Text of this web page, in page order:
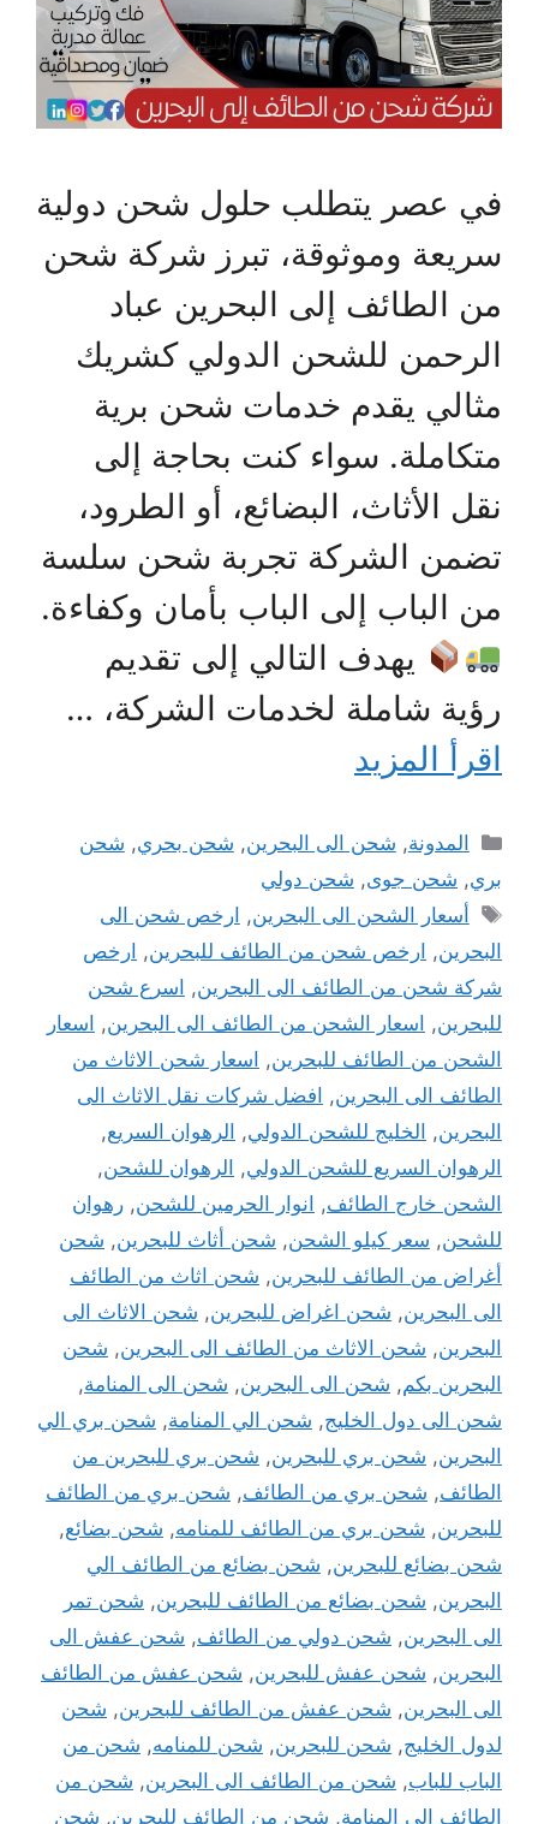
في عصر يتطلب حلول شحن دولية
سريعة وموثوقة، تبرز شركة شحن
من الطائف إلى البحرين عباد
الرحمن للشحن الدولي كشريك
مثالي يقدم خدمات شحن برية
متكاملة. سواء كنت بحاجة إلى
نقل الأثاث، البضائع، أو الطرود،
تضمن الشركة تجربة شحن سلسة
من الباب إلى الباب بأمان وكفاءة.
يهدف التالي إلى تقديم
رؤية شاملة لخدمات الشركة، …
اقرأ المزيد
التصنيفات
المدونة, شحن الى البحرين, شحن بحري, شحن
بري, شحن جوى, شحن دولي
الوسوم
أسعار الشحن الى البحرين, ارخص شحن الى
البحرين, ارخص شحن من الطائف للبحرين, ارخص
شركة شحن من الطائف الى البحرين, اسرع شحن
للبحرين, اسعار الشحن من الطائف الى البحرين, اسعار
الشحن من الطائف للبحرين, اسعار شحن الاثاث من
الطائف الى البحرين, افضل شركات نقل الاثاث الى
البحرين, الخليج للشحن الدولي, الرهوان السريع,
الرهوان السريع للشحن الدولي, الرهوان للشحن,
الشحن خارج الطائف, انوار الحرمين للشحن, رهوان
للشحن, سعر كيلو الشحن, شحن أثاث للبحرين, شحن
أغراض من الطائف للبحرين, شحن اثاث من الطائف
الى البحرين, شحن اغراض للبحرين, شحن الاثاث الى
البحرين, شحن الاثاث من الطائف الى البحرين, شحن
البحرين بكم, شحن الى البحرين, شحن الى المنامة,
شحن الى دول الخليج, شحن الي المنامة, شحن بري الي
البحرين, شحن بري للبحرين, شحن بري للبحرين من
الطائف, شحن بري من الطائف, شحن بري من الطائف
للبحرين, شحن بري من الطائف للمنامه, شحن بضائع,
شحن بضائع للبحرين, شحن بضائع من الطائف الي
البحرين, شحن بضائع من الطائف للبحرين, شحن تمر
الى البحرين, شحن دولي من الطائف, شحن عفش الى
البحرين, شحن عفش للبحرين, شحن عفش من الطائف
الى البحرين, شحن عفش من الطائف للبحرين, شحن
لدول الخليج, شحن للبحرين, شحن للمنامه, شحن من
الباب للباب, شحن من الطائف الى البحرين, شحن من
الطائف الى المنامة, شحن من الطائف للبحرين, شحن